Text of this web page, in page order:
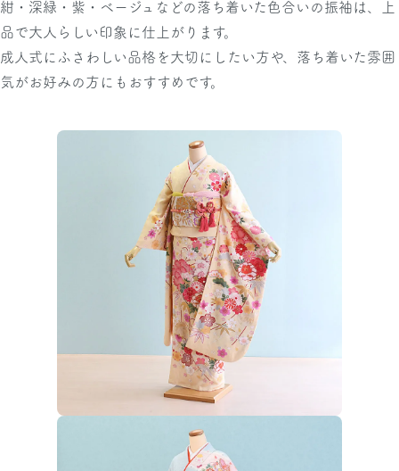
紺・深緑・紫・ベージュなどの落ち着いた色合いの振袖は、上
品で大人らしい印象に仕上がります。
成人式にふさわしい品格を大切にしたい方や、落ち着いた雰囲
気がお好みの方にもおすすめです。